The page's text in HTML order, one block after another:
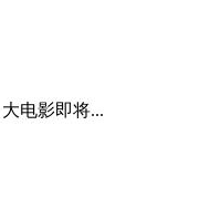
电影即将...